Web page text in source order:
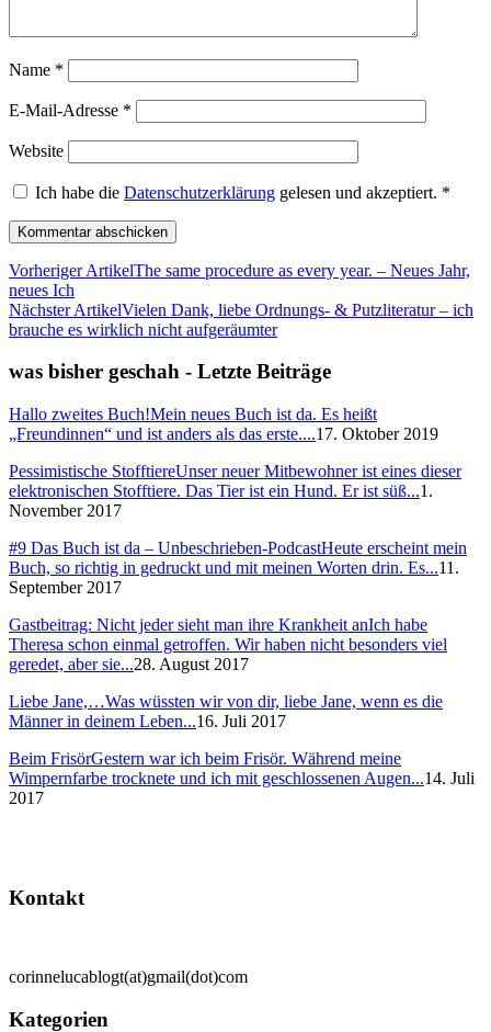
Name *
E-Mail-Adresse *
Website
Ich habe die Datenschutzerklärung gelesen und akzeptiert. *
Vorheriger ArtikelThe same procedure as every year. – Neues Jahr,
neues Ich
Nächster ArtikelVielen Dank, liebe Ordnungs- & Putzliteratur – ich
brauche es wirklich nicht aufgeräumter
was bisher geschah - Letzte Beiträge
Hallo zweites Buch!Mein neues Buch ist da. Es heißt
„Freundinnen“ und ist anders als das erste....17. Oktober 2019
Pessimistische StofftiereUnser neuer Mitbewohner ist eines dieser
elektronischen Stofftiere. Das Tier ist ein Hund. Er ist süß...1.
November 2017
#9 Das Buch ist da – Unbeschrieben-PodcastHeute erscheint mein
Buch, so richtig in gedruckt und mit meinen Worten drin. Es...11.
September 2017
Gastbeitrag: Nicht jeder sieht man ihre Krankheit anIch habe
Theresa schon einmal getroffen. Wir haben nicht besonders viel
geredet, aber sie...28. August 2017
Liebe Jane,…Was wüssten wir von dir, liebe Jane, wenn es die
Männer in deinem Leben...16. Juli 2017
Beim FrisörGestern war ich beim Frisör. Während meine
Wimpernfarbe trocknete und ich mit geschlossenen Augen...14. Juli
2017
Kontakt
corinnelucablogt(at)gmail(dot)com
Kategorien